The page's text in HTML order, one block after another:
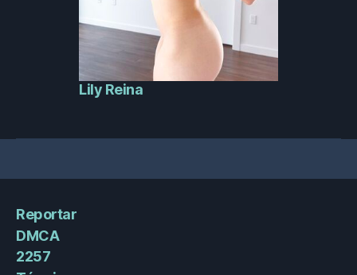
Lily Reina
Reportar
DMCA
2257